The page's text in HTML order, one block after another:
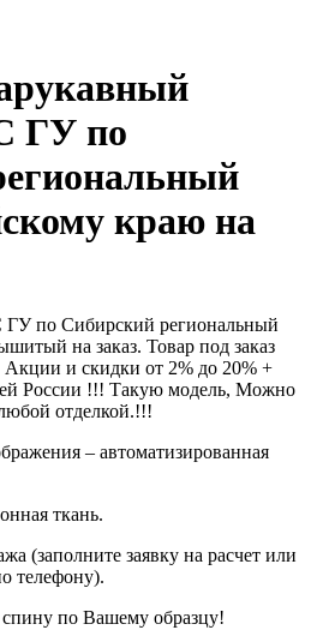
ГУ по
краю на
по Сибирский региональный
на заказ. Товар под заказ
Акции и скидки от 2% до 20% +
России !!! Такую модель, Mожно
отделкой.!!!
– автоматизированная
ткань.
(заполните заявку на расчет или
телефону).
по Вашему образцу!